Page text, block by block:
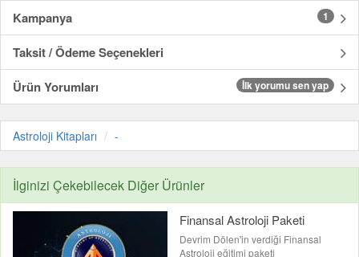
Kampanya 1
Taksit / Ödeme Seçenekleri
Ürün Yorumları
İlk yorumu sen yap
Astroloji Kitapları -
İlginizi Çekebilecek Diğer Ürünler
Finansal Astroloji Paketi
Devrim Dölen'in verdiği Finansal
Astroloji eğitimi paketi